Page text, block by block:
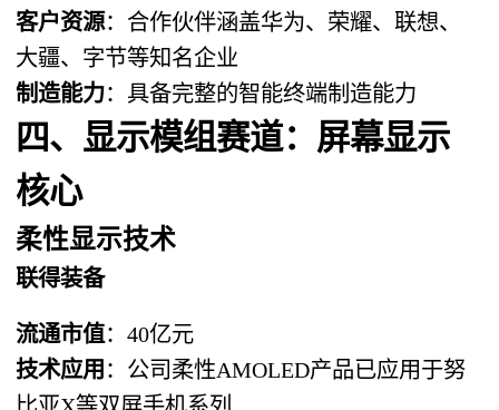
客户资源：合作伙伴涵盖华为、荣耀、联想、
大疆、字节等知名企业
制造能力：具备完整的智能终端制造能力
四、显示模组赛道：屏幕显示
核心
柔性显示技术
联得装备
流通市值：40亿元
技术应用 ：公司柔性AMOLED产品已应用于努